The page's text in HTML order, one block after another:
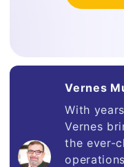
Vernes
With
Vernes
the ever-